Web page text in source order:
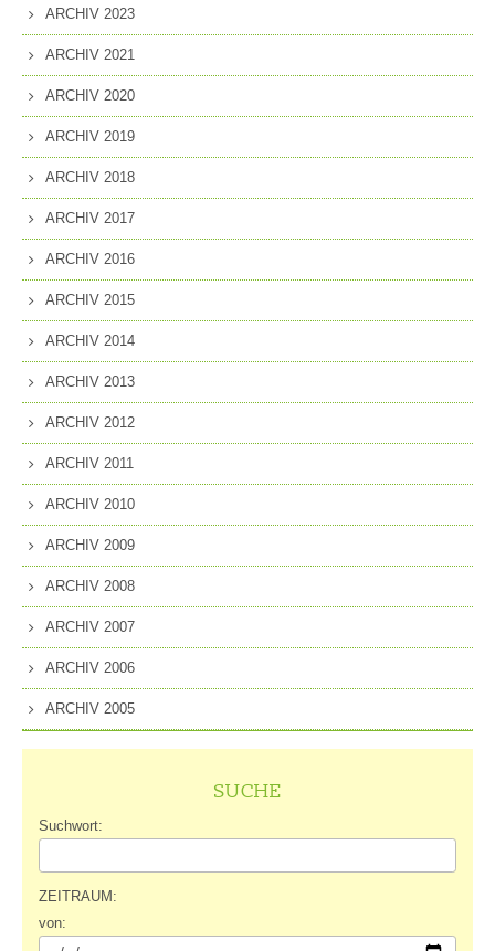
ARCHIV 2023
ARCHIV 2021
ARCHIV 2020
ARCHIV 2019
ARCHIV 2018
ARCHIV 2017
ARCHIV 2016
ARCHIV 2015
ARCHIV 2014
ARCHIV 2013
ARCHIV 2012
ARCHIV 2011
ARCHIV 2010
ARCHIV 2009
ARCHIV 2008
ARCHIV 2007
ARCHIV 2006
ARCHIV 2005
SUCHE
Suchwort:
ZEITRAUM:
von: